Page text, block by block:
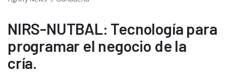
NIRS-NUTBAL: Tecnología para
programar el negocio de la
cría.